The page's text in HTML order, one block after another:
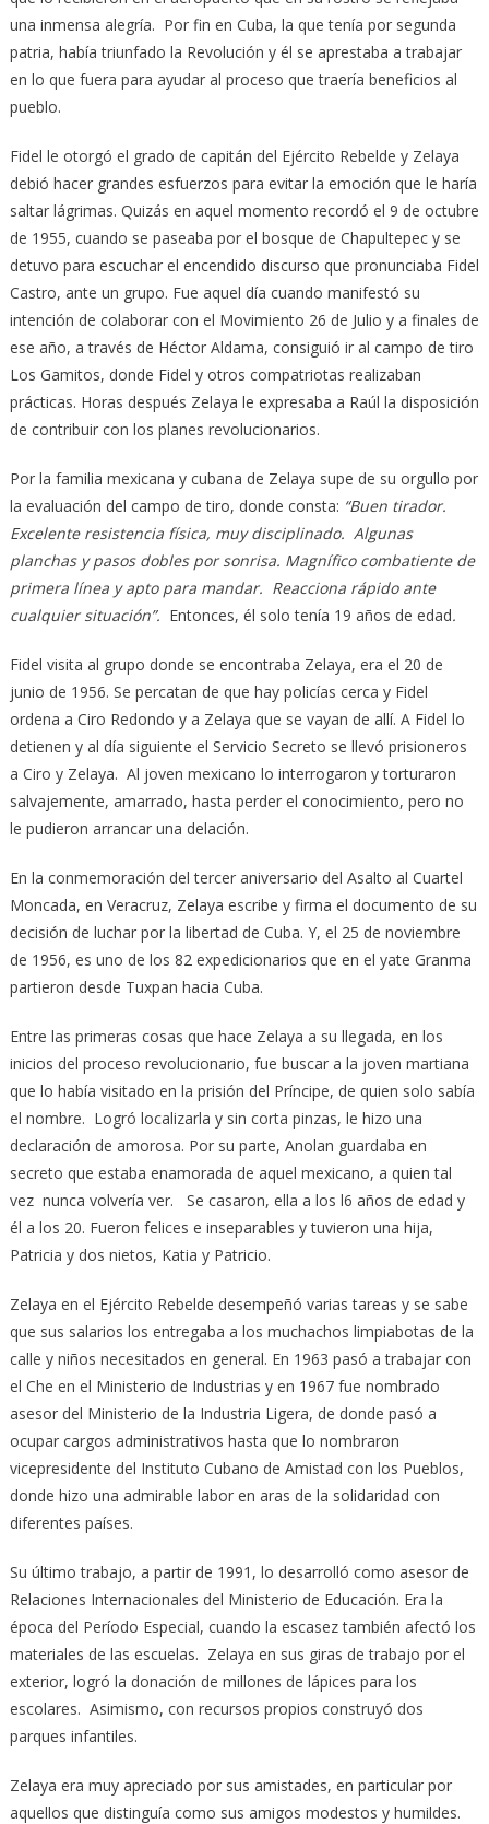
una inmensa alegría. Por fin en Cuba, la que tenía por segunda
patria, había triunfado la Revolución y él se aprestaba a trabajar
en lo que fuera para ayudar al proceso que traería beneficios al
pueblo.
Fidel le otorgó el grado de capitán del Ejército Rebelde y Zelaya
debió hacer grandes esfuerzos para evitar la emoción que le haría
saltar lágrimas. Quizás en aquel momento recordó el 9 de octubre
de 1955, cuando se paseaba por el bosque de Chapultepec y se
detuvo para escuchar el encendido discurso que pronunciaba Fidel
Castro, ante un grupo. Fue aquel día cuando manifestó su
intención de colaborar con el Movimiento 26 de Julio y a finales de
ese año, a través de Héctor Aldama, consiguió ir al campo de tiro
Los Gamitos, donde Fidel y otros compatriotas realizaban
prácticas. Horas después Zelaya le expresaba a Raúl la disposición
de contribuir con los planes revolucionarios.
Por la familia mexicana y cubana de Zelaya supe de su orgullo por
la evaluación del campo de tiro, donde consta: “Buen tirador.
Excelente resistencia física, muy disciplinado. Algunas
planchas y pasos dobles por sonrisa. Magnífico combatiente de
primera línea y apto para mandar. Reacciona rápido ante
cualquier situación”. Entonces, él solo tenía 19 años de edad.
Fidel visita al grupo donde se encontraba Zelaya, era el 20 de
junio de 1956. Se percatan de que hay policías cerca y Fidel
ordena a Ciro Redondo y a Zelaya que se vayan de allí. A Fidel lo
detienen y al día siguiente el Servicio Secreto se llevó prisioneros
a Ciro y Zelaya. Al joven mexicano lo interrogaron y torturaron
salvajemente, amarrado, hasta perder el conocimiento, pero no
le pudieron arrancar una delación.
En la conmemoración del tercer aniversario del Asalto al Cuartel
Moncada, en Veracruz, Zelaya escribe y firma el documento de su
decisión de luchar por la libertad de Cuba. Y, el 25 de noviembre
de 1956, es uno de los 82 expedicionarios que en el yate Granma
partieron desde Tuxpan hacia Cuba.
Entre las primeras cosas que hace Zelaya a su llegada, en los
inicios del proceso revolucionario, fue buscar a la joven martiana
que lo había visitado en la prisión del Príncipe, de quien solo sabía
el nombre. Logró localizarla y sin corta pinzas, le hizo una
declaración de amorosa. Por su parte, Anolan guardaba en
secreto que estaba enamorada de aquel mexicano, a quien tal
vez nunca volvería ver. Se casaron, ella a los l6 años de edad y
él a los 20. Fueron felices e inseparables y tuvieron una hija,
Patricia y dos nietos, Katia y Patricio.
Zelaya en el Ejército Rebelde desempeñó varias tareas y se sabe
que sus salarios los entregaba a los muchachos limpiabotas de la
calle y niños necesitados en general. En 1963 pasó a trabajar con
el Che en el Ministerio de Industrias y en 1967 fue nombrado
asesor del Ministerio de la Industria Ligera, de donde pasó a
ocupar cargos administrativos hasta que lo nombraron
vicepresidente del Instituto Cubano de Amistad con los Pueblos,
donde hizo una admirable labor en aras de la solidaridad con
diferentes países.
Su último trabajo, a partir de 1991, lo desarrolló como asesor de
Relaciones Internacionales del Ministerio de Educación. Era la
época del Período Especial, cuando la escasez también afectó los
materiales de las escuelas. Zelaya en sus giras de trabajo por el
exterior, logró la donación de millones de lápices para los
escolares. Asimismo, con recursos propios construyó dos
parques infantiles.
Zelaya era muy apreciado por sus amistades, en particular por
aquellos que distinguía como sus amigos modestos y humildes.